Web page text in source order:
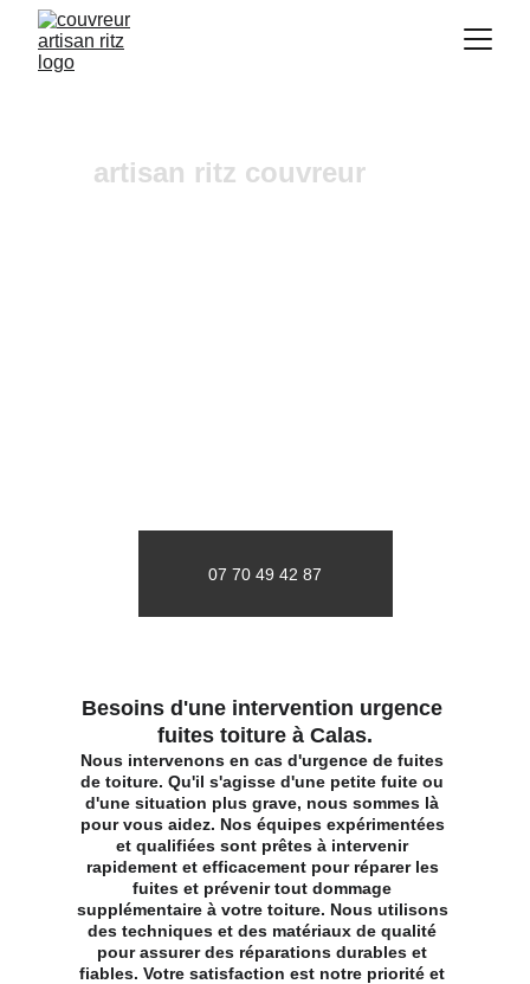
artisan ritz couvreur
07 70 49 42 87
Besoins d'une intervention urgence
fuites toiture à Calas.
Nous intervenons en cas d'urgence de fuites
de toiture. Qu'il s'agisse d'une petite fuite ou
d'une situation plus grave, nous sommes là
pour vous aidez. Nos équipes expérimentées
et qualifiées sont prêtes à intervenir
rapidement et efficacement pour réparer les
fuites et prévenir tout dommage
supplémentaire à votre toiture. Nous utilisons
des techniques et des matériaux de qualité
pour assurer des réparations durables et
fiables. Votre satisfaction est notre priorité et